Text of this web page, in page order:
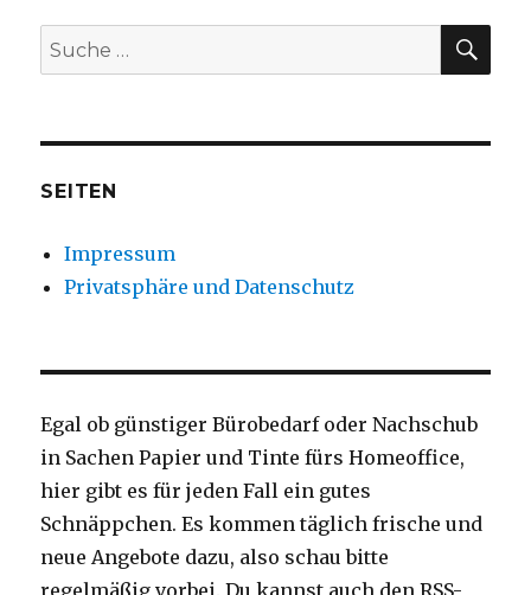
Suche
nach:
SEITEN
Impressum
Privatsphäre und Datenschutz
Egal ob günstiger Bürobedarf oder Nachschub
in Sachen Papier und Tinte fürs Homeoffice,
hier gibt es für jeden Fall ein gutes
Schnäppchen. Es kommen täglich frische und
neue Angebote dazu, also schau bitte
regelmäßig vorbei. Du kannst auch den RSS-